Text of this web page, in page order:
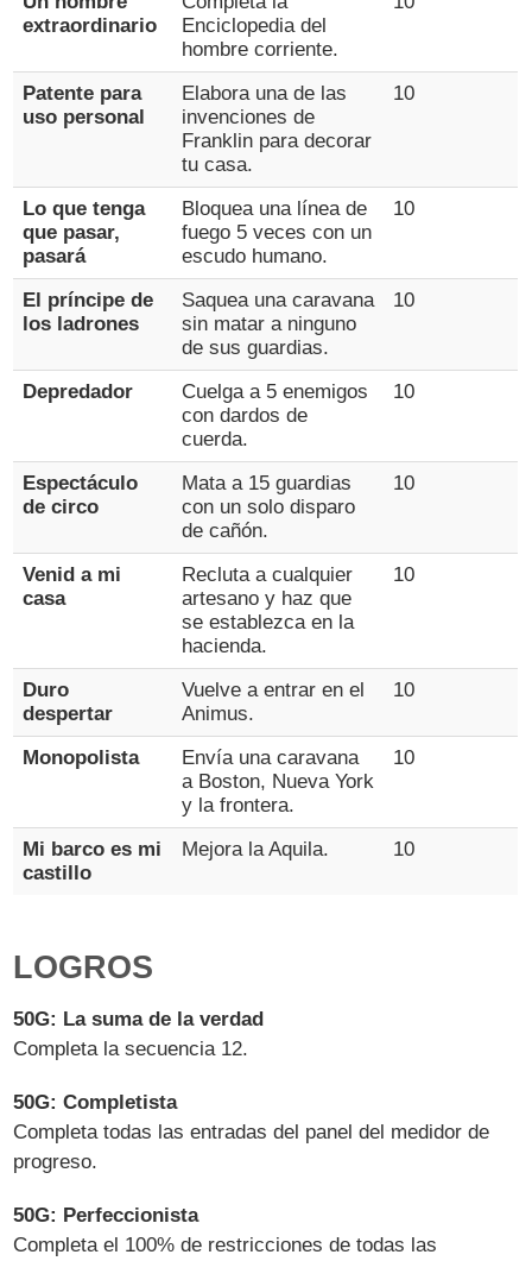
extraordinario
Enciclopedia del
hombre corriente.
Patente para
uso personal
Elabora una de las
invenciones de
Franklin para decorar
tu casa.
10
Lo que tenga
que pasar,
pasará
Bloquea una línea de
fuego 5 veces con un
escudo humano.
10
El príncipe de
los ladrones
Saquea una caravana
sin matar a ninguno
de sus guardias.
10
Depredador
Cuelga a 5 enemigos
con dardos de
cuerda.
10
Espectáculo
de circo
Mata a 15 guardias
con un solo disparo
de cañón.
10
Venid a mi
casa
Recluta a cualquier
artesano y haz que
se establezca en la
hacienda.
10
Duro
despertar
Vuelve a entrar en el
Animus.
10
Monopolista
Envía una caravana
a Boston, Nueva York
y la frontera.
10
Mi barco es mi
castillo
Mejora la Aquila. 10
LOGROS
50G: La suma de la verdad
Completa la secuencia 12.
50G: Completista
Completa todas las entradas del panel del medidor de
progreso.
50G: Perfeccionista
Completa el 100% de restricciones de todas las